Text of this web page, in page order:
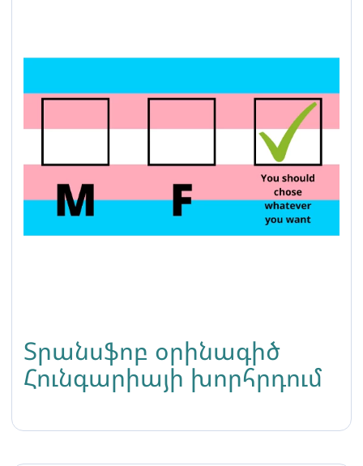
Տրանսֆոբ օրինագիծ
Հունգարիայի խորհրդում